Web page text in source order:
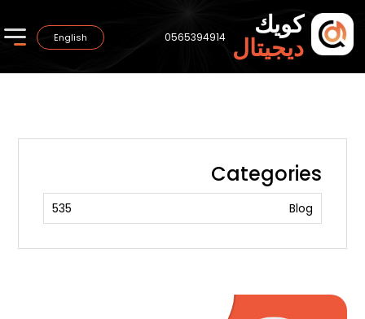
كويك
ديجيتال 0565394914
English
Categories
Blog
535